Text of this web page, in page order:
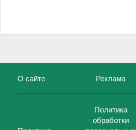
О сайте Реклама
Политика
обработки